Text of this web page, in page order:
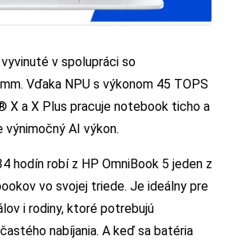
v spolupráci so
Vďaka NPU s výkonom 45 TOPS
X a X Plus pracuje notebook ticho a
AI výkon.
hodín robí z HP OmniBook 5 jeden z
vo svojej triede. Je ideálny pre
i rodiny, ktoré potrebujú
nabíjania. A keď sa batéria